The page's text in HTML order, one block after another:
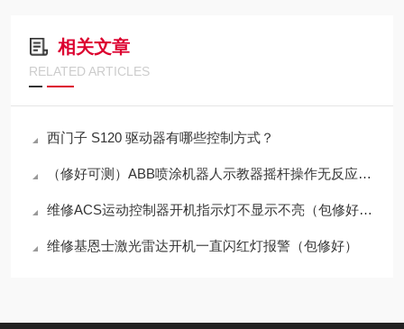
相关文章
RELATED ARTICLES
西门子 S120 驱动器有哪些控制方式？
（修好可测）ABB喷涂机器人示教器摇杆操作无反应解决方法
维修ACS运动控制器开机指示灯不显示不亮（包修好故障）
维修基恩士激光雷达开机一直闪红灯报警（包修好）